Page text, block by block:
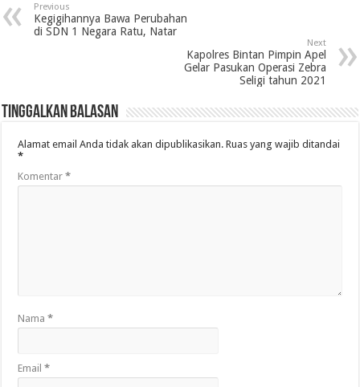
Previous
Kegigihannya Bawa Perubahan
di SDN 1 Negara Ratu, Natar
Next
Kapolres Bintan Pimpin Apel
Gelar Pasukan Operasi Zebra
Seligi tahun 2021
Tinggalkan Balasan
Alamat email Anda tidak akan dipublikasikan. Ruas yang wajib ditandai
*
Komentar*
Nama*
Email*